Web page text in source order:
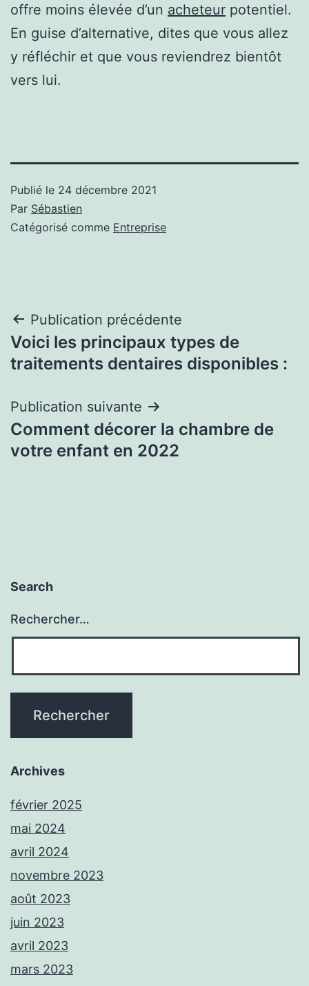
offre moins élevée d’un acheteur potentiel.
En guise d’alternative, dites que vous allez
y réfléchir et que vous reviendrez bientôt
vers lui.
Publié le 24 décembre 2021
Par Sébastien
Catégorisé comme Entreprise
Navigation
de
Publication précédente
Voici les principaux types de
traitements dentaires disponibles :
Publication suivante
Comment décorer la chambre de
votre enfant en 2022
Search
Rechercher…
Archives
février 2025
mai 2024
avril 2024
novembre 2023
août 2023
juin 2023
avril 2023
mars 2023